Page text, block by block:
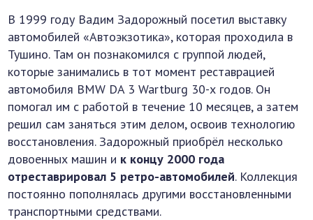
В 1999 году Вадим Задорожный посетил выставку
автомобилей «Автоэкзотика», которая проходила в
Тушино. Там он познакомился с группой людей,
которые занимались в тот момент реставрацией
автомобиля BMW DA 3 Wartburg 30-х годов. Он
помогал им с работой в течение 10 месяцев, а затем
решил сам заняться этим делом, освоив технологию
восстановления. Задорожный приобрёл несколько
довоенных машин и к концу 2000 года
отреставрировал 5 ретро-автомобилей. Коллекция
постоянно пополнялась другими восстановленными
транспортными средствами.